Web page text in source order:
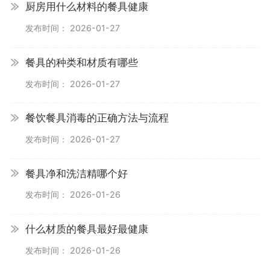
厨房用什么材料的餐具健康
发布时间： 2026-01-27
餐具的种类和材质有哪些
发布时间： 2026-01-27
餐饮餐具消毒的正确方法与流程
发布时间： 2026-01-27
餐具净和洗洁精哪个好
发布时间： 2026-01-26
什么材质的餐具最好最健康
发布时间： 2026-01-26